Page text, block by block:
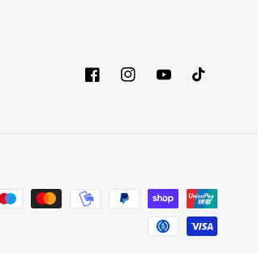
FacebookInstagramYouTubeTikTok